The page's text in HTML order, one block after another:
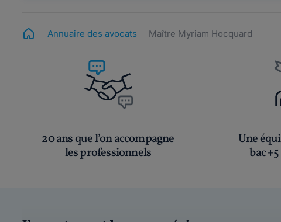
Annuaire des avocats Maître Myriam Hocquard
20 ans que l’on accompagne
les professionnels
Une
bac